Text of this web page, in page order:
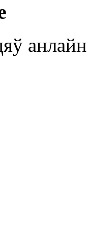
анлайн